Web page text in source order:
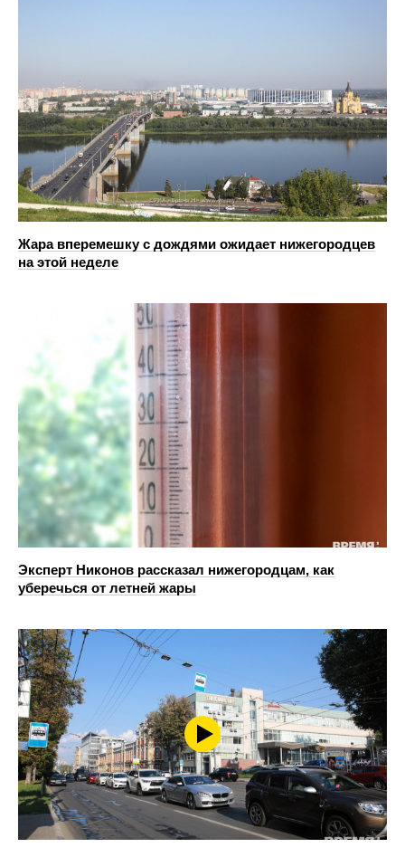
Жара вперемешку с дождями ожидает нижегородцев
на этой неделе
Эксперт Никонов рассказал нижегородцам, как
уберечься от летней жары